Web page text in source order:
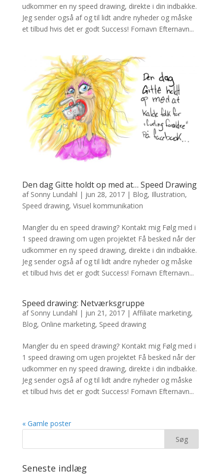
udkommer en ny speed drawing, direkte i din indbakke.
Jeg sender også af og til lidt andre nyheder og måske
et tilbud hvis det er godt Success! Fornavn Efternavn...
Den dag Gitte holdt op med at… Speed Drawing
af Sonny Lundahl | jun 28, 2017| Blog, Illustration,
Speed drawing, Visuel kommunikation
Mangler du en speed drawing? Kontakt mig Følg med i
1 speed drawing om ugen projektet Få besked når der
udkommer en ny speed drawing, direkte i din indbakke.
Jeg sender også af og til lidt andre nyheder og måske
et tilbud hvis det er godt Success! Fornavn Efternavn...
Speed drawing: Netværksgruppe
af Sonny Lundahl | jun 21, 2017| Affiliate marketing,
Blog, Online marketing, Speed drawing
Mangler du en speed drawing? Kontakt mig Følg med i
1 speed drawing om ugen projektet Få besked når der
udkommer en ny speed drawing, direkte i din indbakke.
Jeg sender også af og til lidt andre nyheder og måske
et tilbud hvis det er godt Success! Fornavn Efternavn...
« Gamle poster
Seneste indlæg